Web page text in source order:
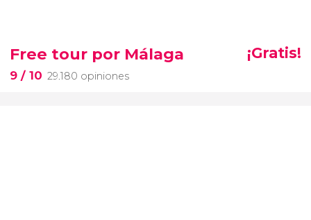
Free tour por Málaga
9 / 10 29.180 opiniones
¡Gratis!